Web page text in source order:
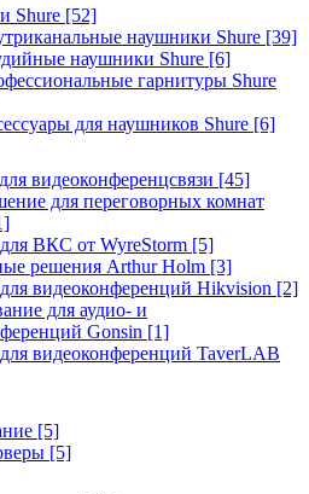
Shure [52]
наушники Shure [39]
наушники Shure [6]
гарнитуры Shure
для наушников Shure [6]
видеоконференцсвязи [45]
для переговорных комнат
ВКС от WyreStorm [5]
решения Arthur Holm [3]
видеоконференций Hikvision [2]
для аудио- и
Gonsin [1]
видеоконференций TaverLAB
[5]
[5]